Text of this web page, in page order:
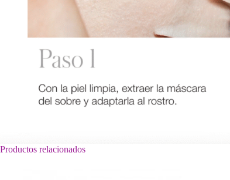
Productos relacionados